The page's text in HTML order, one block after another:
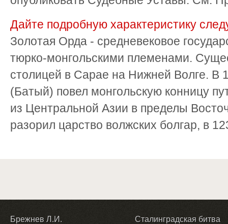
Дайте подробную характеристику
Золотая Орда - средневековое
тюрко-монгольскими племенами.
столицей в Сарае на Нижней Волге. В
(Батый) повел монгольскую конницу
из Центральной Азии в пределы
разорил царство волжских болгар, в
Брежнев Л.И. Сталинградская битва